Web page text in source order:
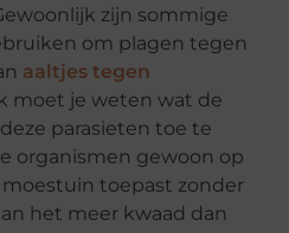
zijn sommige
om plagen tegen
aaltjes tegen
moet je weten wat de
parasieten toe te
organismen gewoon op
toepast zonder
het meer kwaad dan